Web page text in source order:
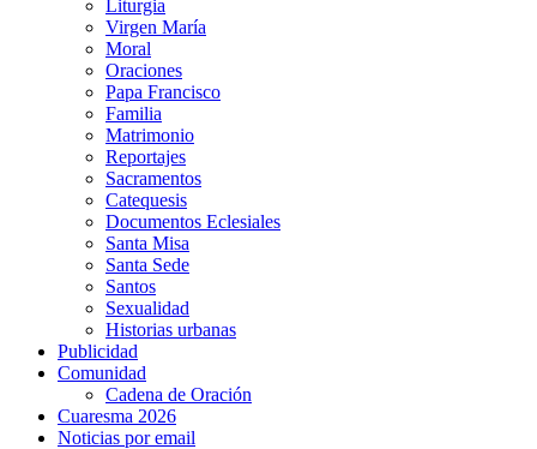
Liturgia
Virgen María
Moral
Oraciones
Papa Francisco
Familia
Matrimonio
Reportajes
Sacramentos
Catequesis
Documentos Eclesiales
Santa Misa
Santa Sede
Santos
Sexualidad
Historias urbanas
Publicidad
Comunidad
Cadena de Oración
Cuaresma 2026
Noticias por email